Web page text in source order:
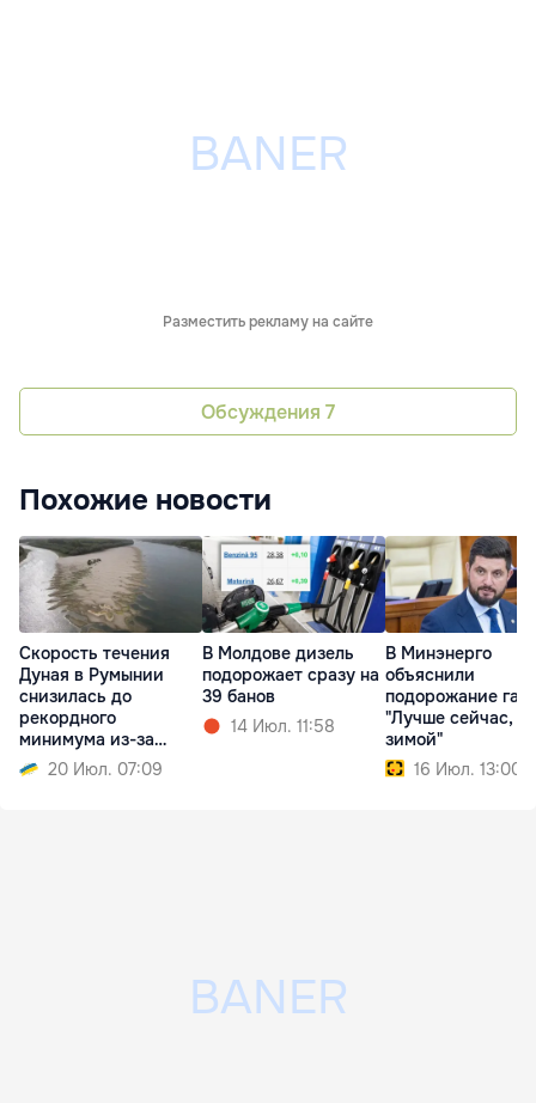
Разместить рекламу на сайте
Обсуждения 7
Похожие новости
Скорость течения
Дуная в Румынии
снизилась до
рекордного
минимума из-за
обмеления
20 Июл. 07:09
В Молдове дизель
подорожает сразу на
39 банов
14 Июл. 11:58
В Минэнерго
объяснили
подорожание
"Лучше сейчас,
зимой"
16 Июл. 13:00